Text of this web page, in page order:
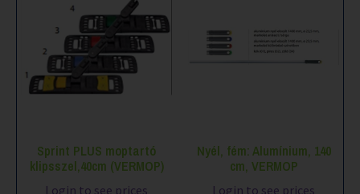
Sprint PLUS moptartó
klipsszel,40cm (VERMOP)
Login to see prices
Nyél, fém: Alumínium, 140
cm, VERMOP
Login to see prices